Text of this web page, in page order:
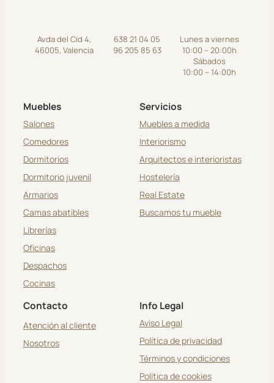
Avda del Cid 4,
46005, Valencia
638 21 04 05
96 205 85 63
Lunes a viernes
10:00 – 20:00h
Sábados
10:00 – 14:00h
Muebles
Salones
Comedores
Dormitorios
Dormitorio juvenil
Armarios
Camas abatibles
Librerías
Oficinas
Despachos
Cocinas
Servicios
Muebles a medida
Interiorismo
Arquitectos e interioristas
Hostelería
Real Estate
Buscamos tu mueble
Contacto
Atención al cliente
Nosotros
Info Legal
Aviso Legal
Política de privacidad
Términos y condiciones
Politica de cookies